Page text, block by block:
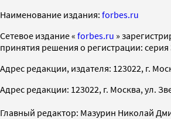
Наименование издания: forbes.ru
Cетевое издание « forbes.ru »
принятия решения о регистрации:
Адрес редакции, издателя: 123022, г.
Адрес редакции: 123022, г. Москва, ул.
Главный редактор: Мазурин Николай